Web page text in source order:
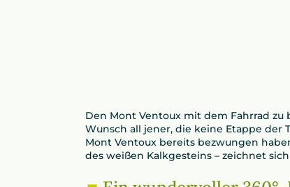
Den Mont Ventoux mit dem Fahrrad
Wunsch all jener, die keine Etappe der
Mont Ventoux bereits bezwungen
des weißen Kalkgesteins – zeichnet